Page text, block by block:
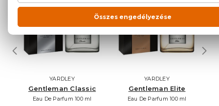
YARDLEY
Gentleman Classic
Eau De Parfum 100 ml
YARDLEY
Gentleman Elite
Eau De Parfum 100 ml